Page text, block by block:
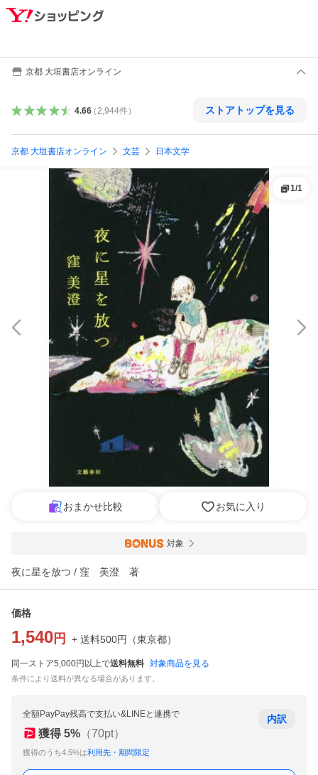
京都 大垣書店オンライン
4.66（ 2,944件） ストアトップを見る
京都 大垣書店オンライン 文芸 日本文学
1/1
おまかせ比較 お気に入り
対象
夜に星を放つ / 窪 美澄 著
価格
1,540 円 + 送料500円 （東京都）
同一ストア5,000円以上で送料無料 対象商品を見る
条件により送料が異なる場合があります。
全額PayPay残高で支払い&LINEと連携で
獲得 5% （70pt）
獲得のうち4.5%は利用先・期間限定
内訳